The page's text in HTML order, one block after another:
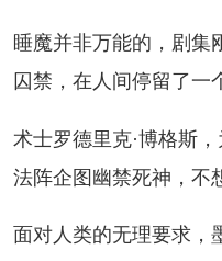
并非万能的，剧集刚
囚禁，在人间停留了一
罗德里克·博格斯，
法阵企图幽禁死神，不
人类的无理要求，墨